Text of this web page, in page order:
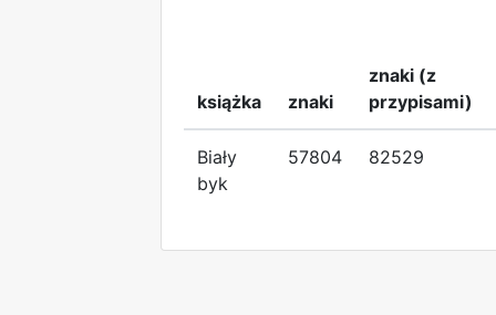
książka znaki
znaki (z
przypisami)
Biały
byk
57804 82529